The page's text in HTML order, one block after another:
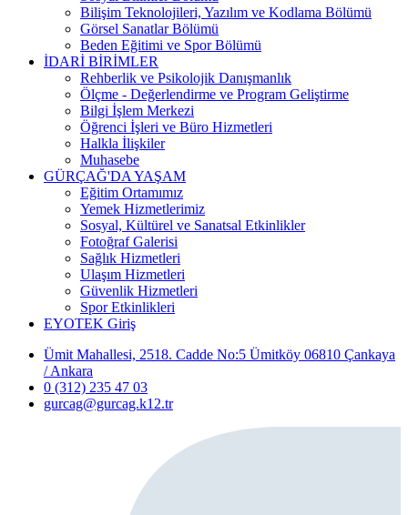
Bilişim Teknolojileri, Yazılım ve Kodlama Bölümü
Görsel Sanatlar Bölümü
Beden Eğitimi ve Spor Bölümü
İDARİ BİRİMLER
Rehberlik ve Psikolojik Danışmanlık
Ölçme - Değerlendirme ve Program Geliştirme
Bilgi İşlem Merkezi
Öğrenci İşleri ve Büro Hizmetleri
Halkla İlişkiler
Muhasebe
GÜRÇAĞ'DA YAŞAM
Eğitim Ortamımız
Yemek Hizmetlerimiz
Sosyal, Kültürel ve Sanatsal Etkinlikler
Fotoğraf Galerisi
Sağlık Hizmetleri
Ulaşım Hizmetleri
Güvenlik Hizmetleri
Spor Etkinlikleri
EYOTEK Giriş
Ümit Mahallesi, 2518. Cadde No:5 Ümitköy 06810 Çankaya
/ Ankara
0 (312) 235 47 03
gurcag@gurcag.k12.tr